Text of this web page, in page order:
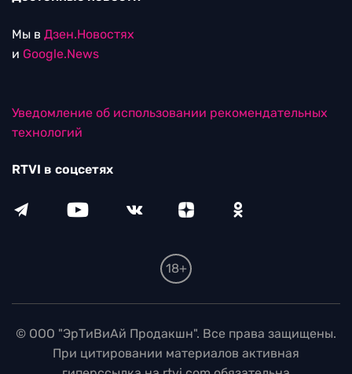
Мы в Дзен.Новостях
и Google.News
Уведомление об использовании рекомендательных
технологий
RTVI в соцсетях
18+
© ООО "ЭрТиВиАй Продакшн". Все права защищены.
При цитировании материалов активная